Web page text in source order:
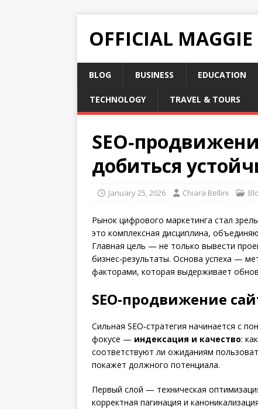
OFFICIAL
BLOG BUSINESS EDUCATION
TECHNOLOGY TRAVEL & TOURS
добиться
January 25, 2026 Chiara Bellini
Рынок цифрового маркетинга стал
это комплексная дисциплина,
Главная цель — не только вывести
бизнес‑результаты. Основа успеха —
факторами, которая выдерживает
SEO‑продвижение
Сильная SEO‑стратегия начинается с
фокусе — индексация и качество:
соответствуют ли ожиданиям
покажет должного потенциала.
Первый слой — техническая
корректная пагинация и